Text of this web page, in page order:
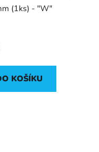
(1ks) - "W"
KOŠÍKU